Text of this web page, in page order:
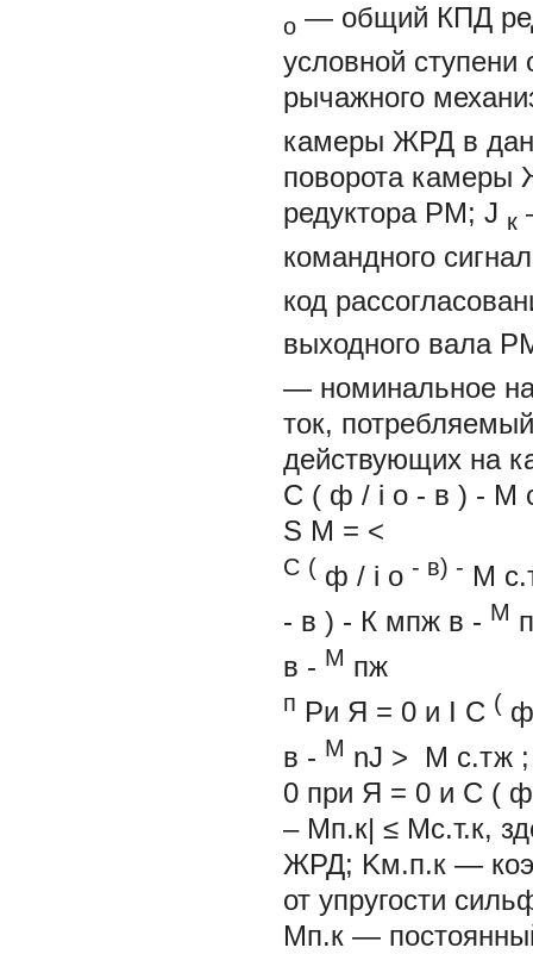
о — общий КПД
условной ступени
рычажного
камеры ЖРД в
поворота
редуктора РМ; J к
командного
код
выходного вала
— номинальное
ток,
действующих на
C ( ф / i о - в ) - M
S M = <
C ( ф / i о - в) - M
- в ) - К мпж в - М
в - М пж
п Ри Я = 0 и I С ( ф
в - М nJ > M с.тж ;
0 при Я = 0 и C ( ф
– Мп.к| ≤ Mс.т.к,
ЖРД; Kм.п.к —
от упругости
Mп.к —